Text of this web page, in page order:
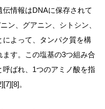
情報はDNAに保存されて
ン、グアニン、シトシン、
よって、タンパク質を構
す。この塩基の3つ組み合
ばれ、1つのアミノ酸を指
。